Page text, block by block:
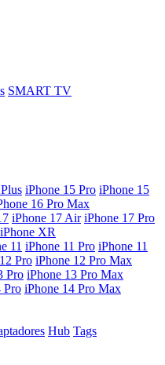
SMART TV
iPhone 15 Pro iPhone 15
16 Pro Max
iPhone 17 Air iPhone 17 Pro
iPhone XR
11 iPhone 11 Pro iPhone 11
Pro iPhone 12 Pro Max
Pro iPhone 13 Pro Max
Pro iPhone 14 Pro Max
Hub Tags